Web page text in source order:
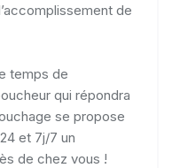
de
temps de
qui répondra
se propose
et 7j/7 un
de chez vous !